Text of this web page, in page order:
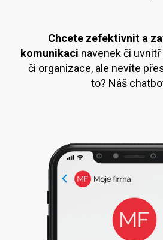
Chcete zefektivnit a
komunikaci navenek či
či organizace, ale nevíte
to? Náš